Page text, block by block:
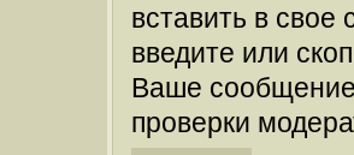
вставить в
введите или
Ваше
проверки